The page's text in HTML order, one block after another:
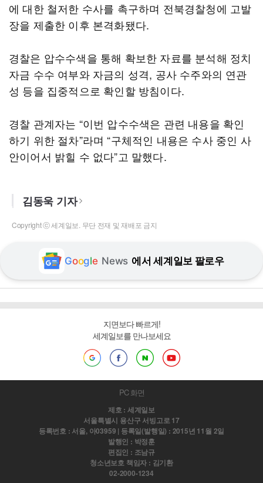
에 대한 철저한 수사를 촉구하며 전북경찰청에 고발
장을 제출한 이후 본격화됐다.
경찰은 압수수색을 통해 확보한 자료를 분석해 정치
자금 수수 여부와 자금의 성격, 공사 수주와의 연관
성 등을 집중적으로 확인할 방침이다.
경찰 관계자는 “이번 압수수색은 관련 내용을 확인
하기 위한 절차”라며 “구체적인 내용은 수사 중인 사
안이어서 밝힐 수 없다”고 말했다.
김동욱 기자
Copyright ⓒ 세계일보. 무단 전재 및 재배포 금지
Google News 에서 세계일보 팔로우
지면보다 빠르게!
세계일보를 만나보세요
PC 화면
제호 : 세계일보
서울특별시 용산구 서빙고로 17
등록번호 : 서울, 아03959 | 등록일(발행일) : 2015년 11월 2일
발행인 : 박정훈
편집인 : 조남규
청소년보호 책임자 : 김기환
02-2000-1234